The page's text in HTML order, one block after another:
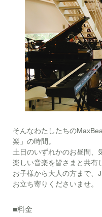
そんなわたしたちの
楽」の時間。
土日のいずれかのお昼間、
楽しい音楽を皆さまと共有
お子様から大人の方まで、
お立ち寄りくださいませ。
■料金